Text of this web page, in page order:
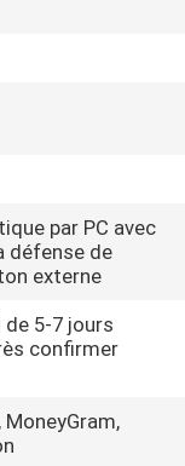
par PC avec
défense de
externe
de 5-7 jours
confirmer
MoneyGram,